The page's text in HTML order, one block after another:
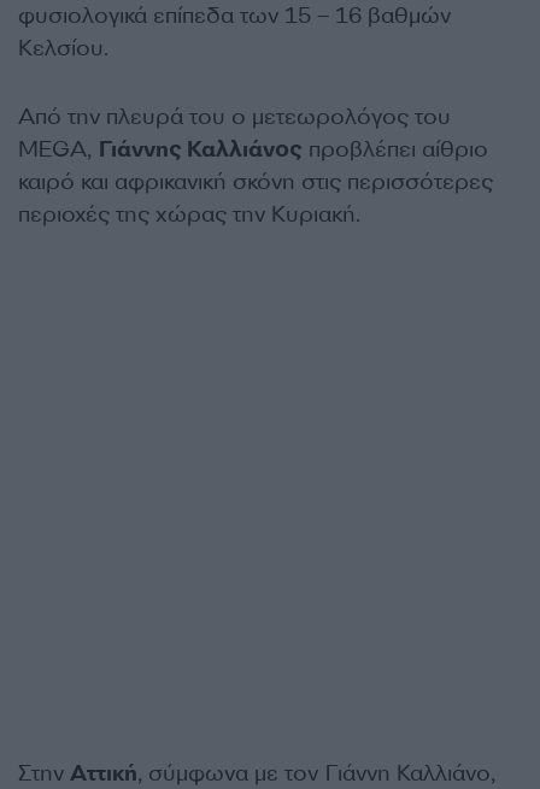
φυσιολογικά επίπεδα των 15 – 16 βαθμών
Κελσίου.
Από την πλευρά του ο μετεωρολόγος του
MEGA, Γιάννης Καλλιάνος προβλέπει αίθριο
καιρό και αφρικανική σκόνη στις περισσότερες
περιοχές της χώρας την Κυριακή.
Στην Αττική, σύμφωνα με τον Γιάννη Καλλιάνο,